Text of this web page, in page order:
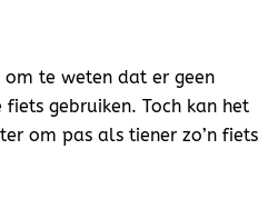
te weten dat er geen
gebruiken. Toch kan het
om pas als tiener zo’n fiets